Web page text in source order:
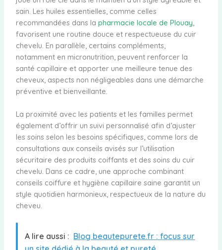
sain. Les huiles essentielles, comme celles
recommandées dans la pharmacie locale de Plouay
favorisent une routine douce et respectueuse du cuir
chevelu. En parallèle, certains compléments,
notamment en micronutrition, peuvent renforcer la
santé capillaire et apporter une meilleure tenue des
cheveux, aspects non négligeables dans une démarche
préventive et bienveillante.
La proximité avec les patients et les familles permet
également d’offrir un suivi personnalisé afin d’ajuster
les soins selon les besoins spécifiques, comme lors de
consultations aux conseils avisés sur l’utilisation
sécuritaire des produits coiffants et des soins du cuir
chevelu. Dans ce cadre, une approche combinant
conseils coiffure et hygiène capillaire saine garantit un
style quotidien harmonieux, respectueux de la nature du
cheveu.
A lire aussi : Blog beautepurete.fr : focus sur